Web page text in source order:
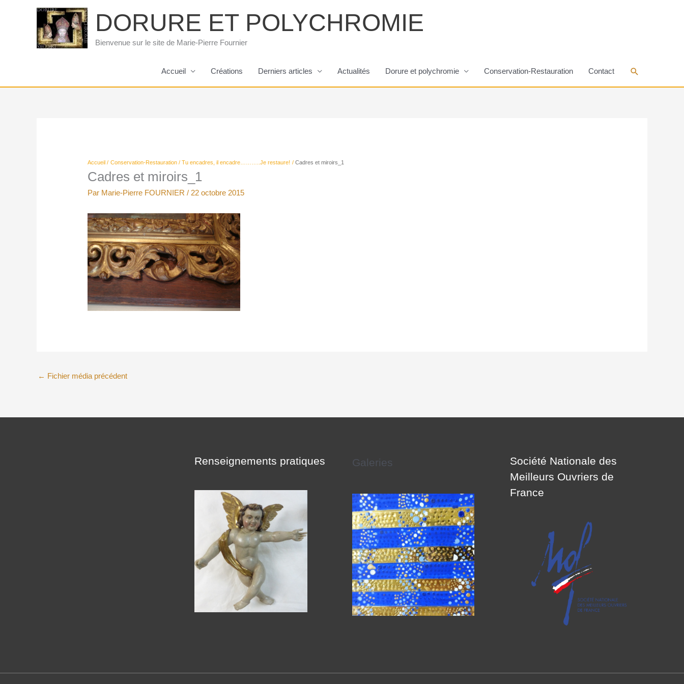
DORURE ET POLYCHROMIE
Bienvenue sur le site de Marie-Pierre Fournier
Accueil Créations Derniers articles Actualités Dorure et polychromie Conservation-Restauration Contact Rechercher
Accueil Conservation-Restauration Tu encadres, il encadre………..Je restaure! Cadres et miroirs_1
Cadres et miroirs_1
Par Marie-Pierre FOURNIER/ 22 octobre 2015
← Fichier média précédent
Renseignements pratiques Galeries
Société Nationale des
Meilleurs Ouvriers de
France